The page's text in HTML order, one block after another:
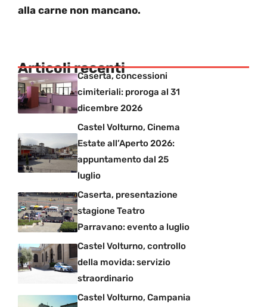
alla carne non mancano.
Articoli recenti
Caserta, concessioni
cimiteriali: proroga al 31
dicembre 2026
Castel Volturno, Cinema
Estate all’Aperto 2026:
appuntamento dal 25
luglio
Caserta, presentazione
stagione Teatro
Parravano: evento a luglio
Castel Volturno, controllo
della movida: servizio
straordinario
Castel Volturno, Campania